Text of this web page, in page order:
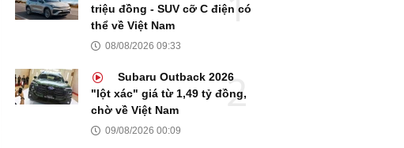
triệu đồng - SUV cỡ C điện có
thể về Việt Nam
08/08/2026 09:33
Subaru Outback 2026
"lột xác" giá từ 1,49 tỷ đồng,
chờ về Việt Nam
09/08/2026 00:09